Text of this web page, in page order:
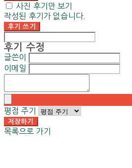
사진 후기만 보기
작성된 후기가 없습니다.
후기 쓰기
후기 수정
글쓴이
이메일
평점 주기
저장하기
목록으로 가기